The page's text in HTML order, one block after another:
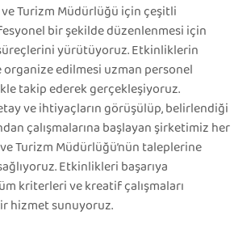
Turizm Müdürlüğü için çeşitli
bir şekilde düzenlenmesi için
yürütüyoruz. Etkinliklerin
edilmesi uzman personel
takip ederek gerçekleşiyoruz.
ve ihtiyaçların görüşülüp, belirlendiği
çalışmalarına başlayan şirketimiz her
Turizm Müdürlüğü’nün taleplerine
Etkinlikleri başarıya
kriterleri ve kreatif çalışmaları
hizmet sunuyoruz.